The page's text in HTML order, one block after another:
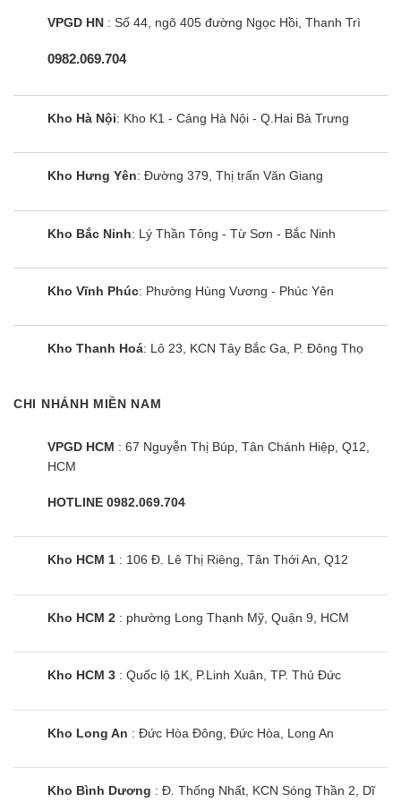
Máy điều hoà multi LG AMNQ18GTTA0 được tích
hợp công nghệ Inverter.
Điều chỉnh vòng quay máy nén để duy trì nhiệt độ
ổn định cho căn phòng
Đồng thời hỗ trợ máy lạnh kiểm soát năng lượng
tiêu thụ để mang lại hiệu quả tiết kiệm điện
Hiệu suất sử dụng điện khoảng 0.72 kW/h.
Điều hòa LG AMNQ18GTTA0 1 chiều lọc bụi,
Có khả năng giữ lại các hạt bụi có kích thước lớn
Ngoài ra, tấm vi lọc này còn rất dễ dàng tháo lắp và
vệ sinh.
được LG tích hợp công nghệ công nghệ Plasma
Ion
không khí
tăng cường độ ẩm hạn chế trình trạng khô da khi
sử dụng điều hòa.
Điều khiển máy lạnh multi LG 18000btu
AMNQ18GTTA0 thông minh
VPGD HN : Số 44, ngõ 405 đường Ngọc Hồi, Thanh Trì
0982.069.704
Kho Hà Nội: Kho K1 - Cảng Hà Nội - Q.Hai Bà Trưng
Kho Hưng Yên: Đường 379, Thị trấn Văn Giang
Kho Bắc Ninh: Lý Thần Tông - Từ Sơn - Bắc Ninh
Kho Vĩnh Phúc: Phường Hùng Vương - Phúc Yên
Kho Thanh Hoá: Lô 23, KCN Tây Bắc Ga, P. Đông Thọ
CHI NHÁNH MIỀN NAM
VPGD HCM : 67 Nguyễn Thị Búp, Tân Chánh Hiệp, Q12,
HCM
HOTLINE 0982.069.704
Kho HCM 1 : 106 Đ. Lê Thị Riêng, Tân Thới An, Q12
Kho HCM 2 : phường Long Thạnh Mỹ, Quận 9, HCM
Kho HCM 3 : Quốc lộ 1K, P.Linh Xuân, TP. Thủ Đức
Kho Long An : Đức Hòa Đông, Đức Hòa, Long An
Kho Bình Dương : Đ. Thống Nhất, KCN Sóng Thần 2, Dĩ